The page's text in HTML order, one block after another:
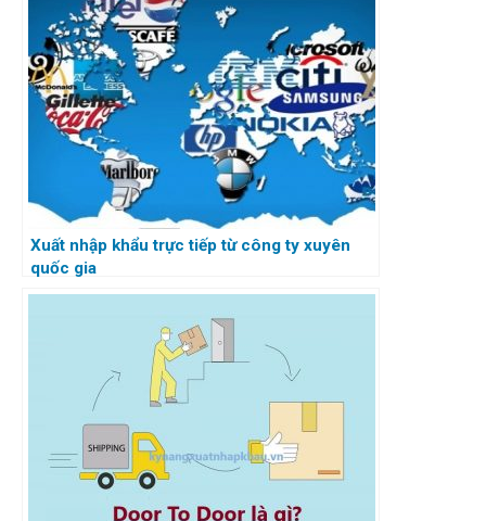
Xuất nhập khẩu trực tiếp từ công ty xuyên
quốc gia